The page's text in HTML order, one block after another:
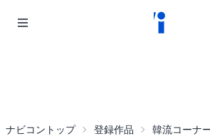
ナビコントップ 登録作品 韓流コーナ